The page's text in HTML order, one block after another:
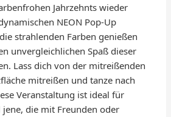
Jahrzehnts wieder
NEON Pop-Up
strahlenden Farben genießen
unvergleichlichen Spaß dieser
Lass dich von der mitreißenden
mitreißen und tanze nach
Veranstaltung ist ideal für
die mit Freunden oder